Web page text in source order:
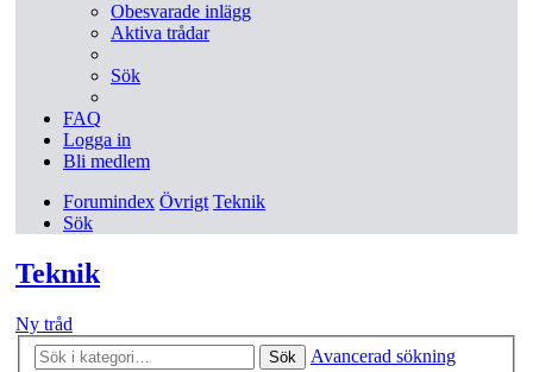
Obesvarade inlägg
Aktiva trådar
Sök
FAQ
Logga in
Bli medlem
Forumindex Övrigt Teknik
Sök
Teknik
Ny tråd
Sök
Avancerad sökning